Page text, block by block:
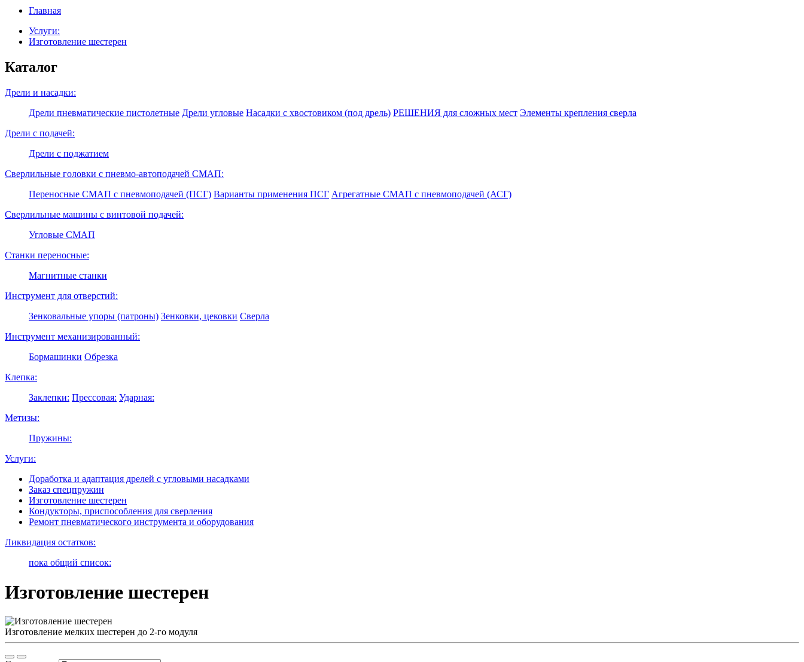
Главная
Услуги:
Изготовление шестерен
Каталог
Дрели и насадки:
Дрели пневматические пистолетные Дрели угловые Насадки с хвостовиком (под дрель) РЕШЕНИЯ для сложных мест Элементы крепления сверла
Дрели с подачей:
Дрели с поджатием
Сверлильные головки с пневмо-автоподачей СМАП:
Переносные СМАП с пневмоподачей (ПСГ) Варианты применения ПСГ Агрегатные СМАП с пневмоподачей (АСГ)
Сверлильные машины с винтовой подачей:
Угловые СМАП
Станки переносные:
Магнитные станки
Инструмент для отверстий:
Зенковальные упоры (патроны) Зенковки, цековки Сверла
Инструмент механизированный:
Бормашинки Обрезка
Клепка:
Заклепки: Прессовая: Ударная:
Метизы:
Пружины:
Услуги:
Доработка и адаптация дрелей с угловыми насадками
Заказ спецпружин
Изготовление шестерен
Кондукторы, приспособления для сверления
Ремонт пневматического инструмента и оборудования
Ликвидация остатков:
пока общий список:
Изготовление шестерен
Изготовление мелких шестерен до 2-го модуля